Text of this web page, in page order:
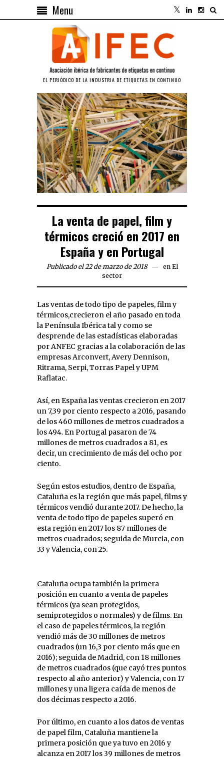
Menu
EL PERIÓDICO DE LA INDUSTRIA DE ETIQUETAS EN CONTINUO
La venta de papel, film y
térmicos creció en 2017 en
España y en Portugal
Publicado el 22 de marzo de 2018 en El
sector
Las ventas de todo tipo de papeles, film y
térmicos,crecieron el año pasado en toda
la Península Ibérica tal y como se
desprende de las estadísticas elaboradas
por ANFEC gracias a la colaboración de las
empresas Arconvert, Avery Dennison,
Ritrama, Serpi, Torras Papel y UPM
Raflatac.
Así, en España las ventas crecieron en 2017
un 7,39 por ciento respecto a 2016, pasando
de los 460 millones de metros cuadrados a
los 494. En Portugal pasaron de 74
millones de metros cuadrados a 81, es
decir, un crecimiento de más del ocho por
ciento.
Según estos estudios, dentro de España,
Cataluña es la región que más papel, films y
térmicos vendió durante 2017. De hecho, la
venta de todo tipo de papeles superó en
esta región en 2017 los 87 millones de
metros cuadrados; seguida de Murcia, con
33 y Valencia, con 25.
Cataluña ocupa también la primera
posición en cuanto a venta de papeles
térmicos (ya sean protegidos,
semiprotegidos o normales) y de films. En
el caso de papeles térmicos, la región
vendió más de 30 millones de metros
cuadrados (un 16,3 por ciento más que en
2016); seguida de Madrid, con 18 millones
de metros cuadrados (que cayó tres puntos
respecto al año anterior) y Valencia, con 17
millones y una ligera caída de menos de
dos décimas respecto a 2016.
Por último, en cuanto a los datos de ventas
de papel film, Cataluña mantiene la
primera posición que ya tuvo en 2016 y
alcanza en 2017 los 39 millones de metros